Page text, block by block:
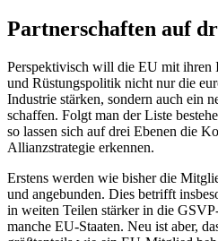
Partnerschaften auf
Perspektivisch will die EU mit ihren
und Rüstungspolitik nicht nur die
Industrie stärken, sondern auch ein
schaffen. Folgt man der Liste
so lassen sich auf drei Ebe­nen die
Allianzstrategie erkennen.
Erstens werden wie bisher die
und angebunden. Dies betrifft
in weiten Teilen stärker in die
manche EU-Staaten. Neu ist aber,